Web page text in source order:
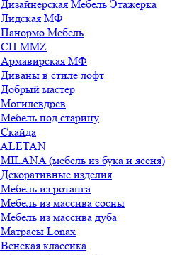
Дизайнерская Мебель Этажерка
Лидская МФ
Панормо Мебель
СП ММZ
Армавирская МФ
Диваны в стиле лофт
Добрый мастер
Могилевдрев
Мебель под старину
Скайда
ALETAN
MILANA (мебель из бука и ясеня)
Декоративные изделия
Мебель из ротанга
Мебель из массива сосны
Мебель из массива дуба
Матрасы Lonax
Венская классика